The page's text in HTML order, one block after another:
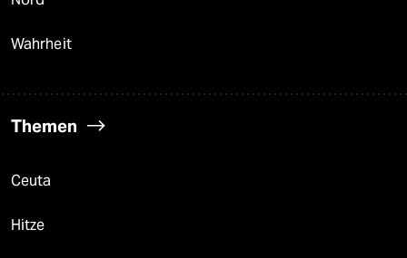
Wahrheit
Themen
Ceuta
Hitze